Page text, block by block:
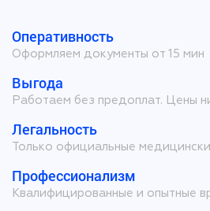
Оперативность
Оформляем документы от 15 мин
Выгода
Работаем без предоплат. Цены
Легальность
Только официальные
Профессионализм
Квалифицированные и опытные